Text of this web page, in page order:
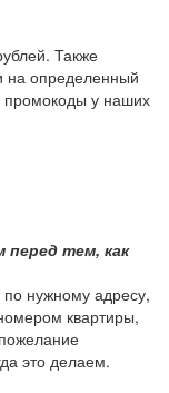
Также
на определенный
промокоды у наших
перед тем, как
нужному адресу,
квартиры,
это делаем.